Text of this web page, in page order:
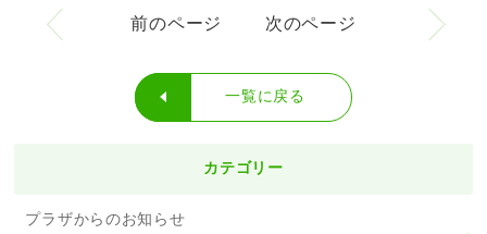
前のページ 次のページ
一覧に戻る
カテゴリー
プラザからのお知らせ